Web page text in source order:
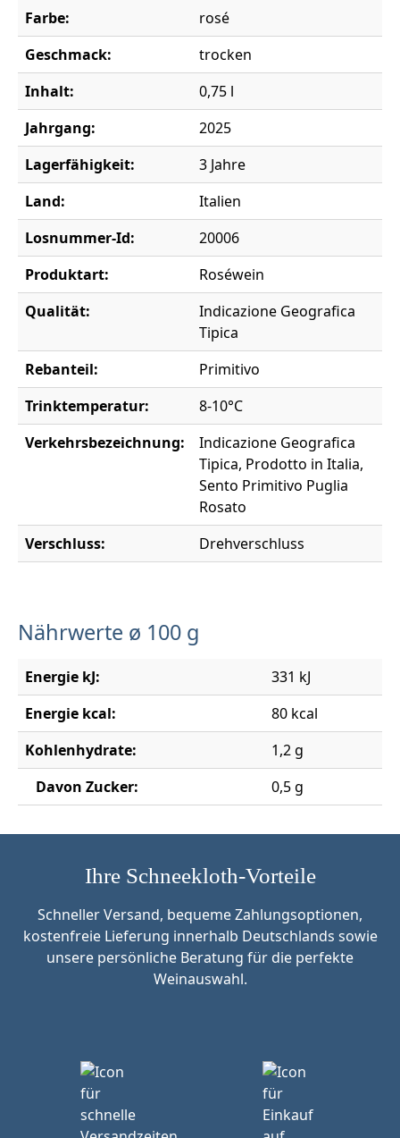
Farbe:
rosé
Geschmack:
trocken
Inhalt:
0,75 l
Jahrgang:
2025
Lagerfähigkeit:
3 Jahre
Land:
Italien
Losnummer-Id:
20006
Produktart:
Roséwein
Qualität:
Indicazione Geografica
Tipica
Rebanteil:
Primitivo
Trinktemperatur:
8-10°C
Verkehrsbezeichnung:
Indicazione Geografica
Tipica, Prodotto in Italia,
Sento Primitivo Puglia
Rosato
Verschluss:
Drehverschluss
Nährwerte ø 100 g
Energie kJ:
331 kJ
Energie kcal:
80 kcal
Kohlenhydrate:
1,2 g
Davon Zucker:
0,5 g
Ihre Schneekloth-Vorteile
Schneller Versand, bequeme Zahlungsoptionen,
kostenfreie Lieferung innerhalb Deutschlands sowie
unsere persönliche Beratung für die perfekte
Weinauswahl.